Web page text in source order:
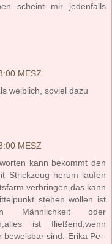
scheint mir jedenfalls
MESZ
weiblich, soviel dazu
MESZ
kann bekommt den
Strickzeug herum laufen
verbringen,das kann
stehen wollen ist
oder
ist fließend,wenn
beweisbar sind.-Erika Pe-